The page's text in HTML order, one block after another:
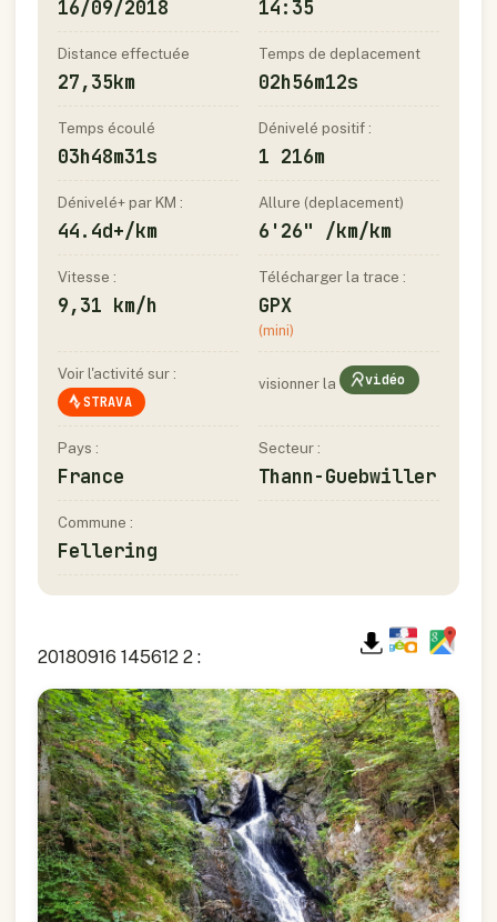
16/09/2018 14:35
Distance effectuée
27,35km
Temps de deplacement
02h56m12s
Temps écoulé
03h48m31s
Dénivelé positif :
1 216m
Dénivelé+ par KM :
44.4d+/km
Allure (deplacement)
6'26" /km/km
Vitesse :
9,31 km/h
Télécharger la trace :
GPX
(mini)
Voir l'activité sur :
STRAVA
visionner la vidéo
Pays :
France
Secteur :
Thann-Guebwiller
Commune :
Fellering
20180916 145612 2 :